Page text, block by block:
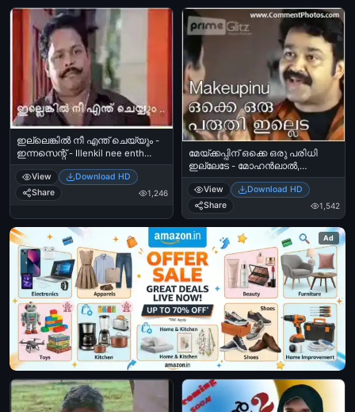
ഇല്ലെങ്കില്‍ നീ എന്ത് ചെയ്യും -
ഇന്നസെന്റ് - Illenkil nee enth
cheyyum - Innocent
View
Download HD
Share
1,246
മേയ്ക്കപ്പിന് ഒക്കെ ഒരു പരിധി
ഇല്ലേടേ - മോഹന്‍ലാല്‍,
ശ്രീനിവാസന്‍, ഉദയനാണ് താരം
- Makeupinu Okke Oru Paridhi
Illede - Mohanlal, Sreenivasan in
Udhayanaanu Tharam
View
Download HD
Share
1,542
Ad